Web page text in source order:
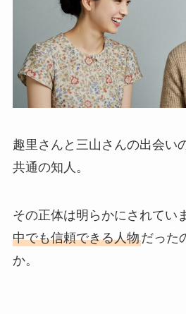
趣里さんと三山さんの出会い
共通の知人。
その正体は明らかにされてい
中でも信頼できる人物だった
か。